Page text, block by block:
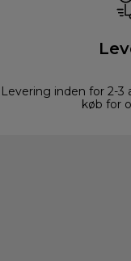
Levering inden for 2-3
køb for